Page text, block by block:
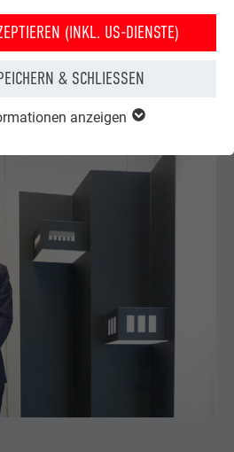
(INKL. US-DIENSTE)
& SCHLIESSEN
anzeigen